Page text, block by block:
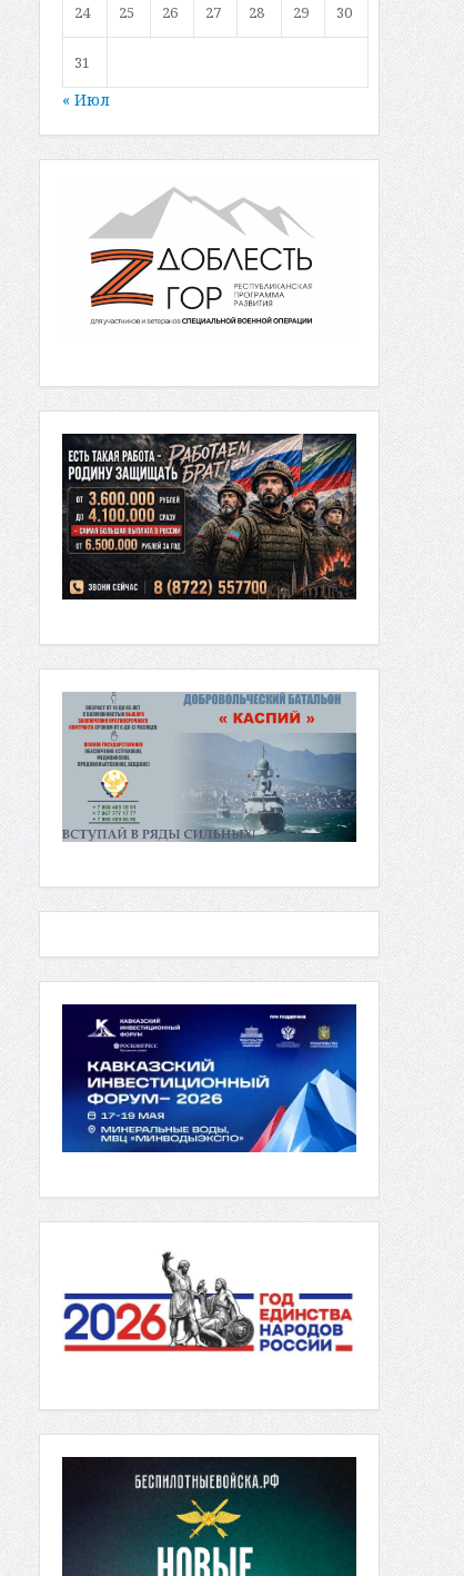
24 25 26 27 28 29 30
31
« Июл